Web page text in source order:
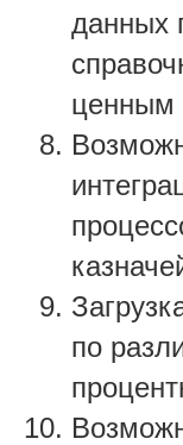
данных
ценным
по